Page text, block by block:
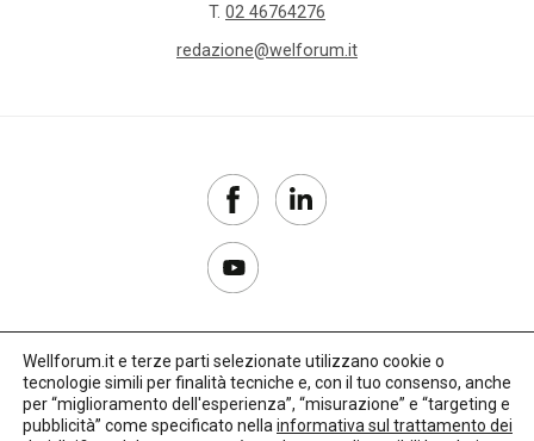
T. 02 46764276
redazione@welforum.it
Copyright 2017–2026
Privacy Policy
Wellforum.it e terze parti selezionate utilizzano cookie o
tecnologie simili per finalità tecniche e, con il tuo consenso, anche
per “miglioramento dell'esperienza”, “misurazione” e “targeting e
pubblicità” come specificato nella informativa sul trattamento dei